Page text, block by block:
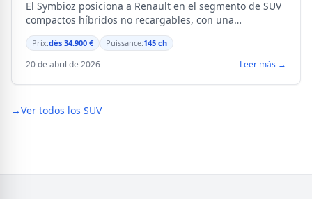
El Symbioz posiciona a Renault en el segmento de SUV
compactos híbridos no recargables, con una
motorización de 145 ch y un equipamiento digital
completo.
Prix:dès 34.900 € Puissance:145 ch
20 de abril de 2026 Leer más →
→Ver todos los SUV